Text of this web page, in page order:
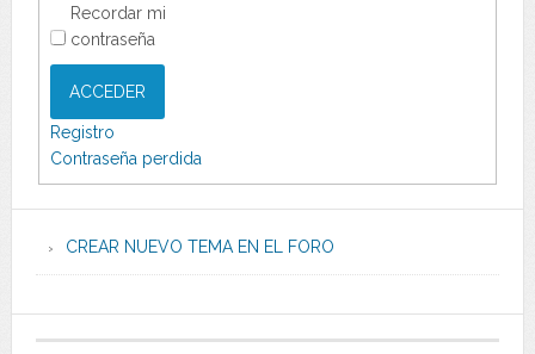
Recordar mi
contraseña
ACCEDER
Registro
Contraseña perdida
CREAR NUEVO TEMA EN EL FORO